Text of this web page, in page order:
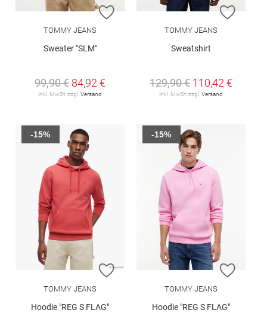
ZUR WUNSCHLISTE HINZUFÜGEN
TOMMY JEANS
Sweater "SLM"
99,90 € 84,92 €
inkl. MwSt. zzgl. Versand
ZUR
TOMMY JEANS
Sweatshirt
129,90 € 110,42 €
inkl. MwSt. zzgl. Versand
ZUR WUNSCHLISTE HINZUFÜGEN
TOMMY JEANS
Hoodie "REG S FLAG"
-15%
ZUR
TOMMY JEANS
Hoodie "REG S FLAG"
-15%